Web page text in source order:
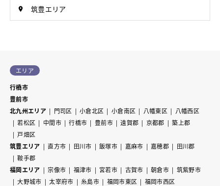
筑豊エリア
エリア
行橋市
豊前市
北九州エリア
門司区 小倉北区 小倉南区 八幡東区
八幡西区
若松区
中間市 行橋市 豊前市 遠賀郡 京都郡
築上郡
戸畑区
筑豊エリア
直方市 田川市 飯塚市 嘉麻市 嘉穂郡
田川郡
鞍手郡
福岡エリア
宗像市 福津市 宮若市 古賀市 朝倉市
筑紫野市
大野城市
太宰府市 糸島市 福岡市東区
福岡市西区